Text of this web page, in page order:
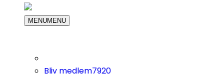
MENUMENU
Bliv medlem7920